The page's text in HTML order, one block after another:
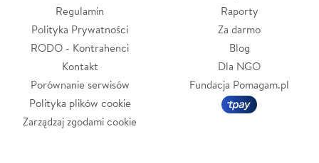
Regulamin
Polityka Prywatności
RODO - Kontrahenci
Kontakt
Porównanie serwisów
Polityka plików cookie
Zarządzaj zgodami cookie
Raporty
Za darmo
Blog
Dla NGO
Fundacja Pomagam.pl